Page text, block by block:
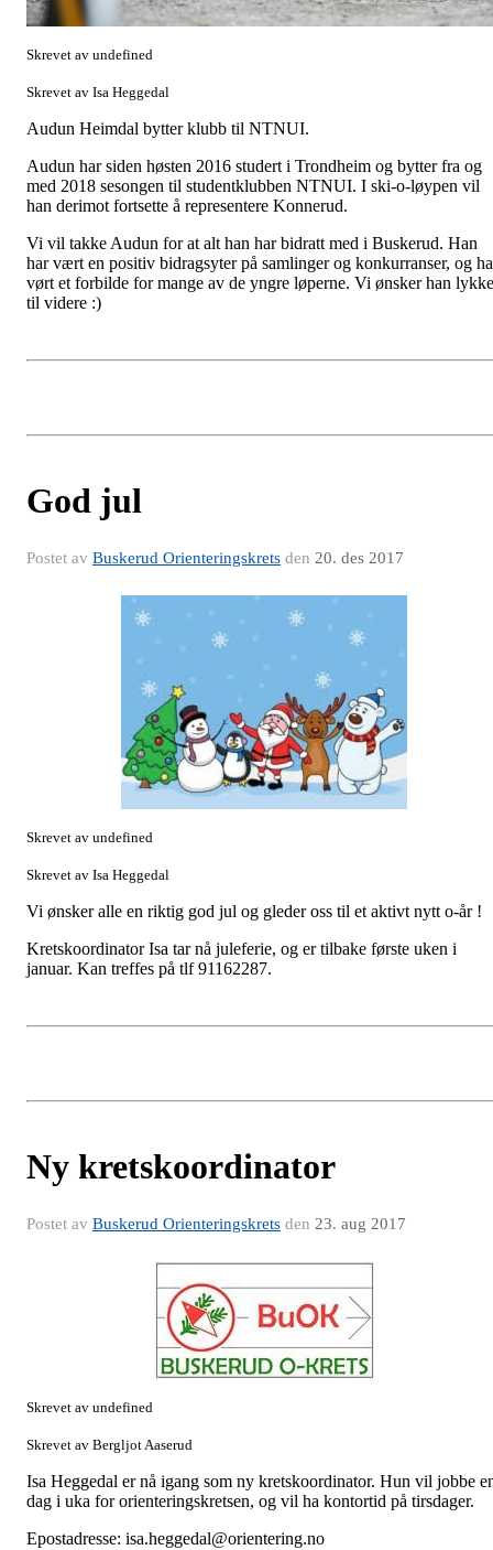
Skrevet av undefined
Skrevet av Isa Heggedal
Audun Heimdal bytter klubb til NTNUI.
Audun har siden høsten 2016 studert i Trondheim og bytter fra og
med 2018 sesongen til studentklubben NTNUI. I ski-o-løypen vil
han derimot fortsette å representere Konnerud.
Vi vil takke Audun for at alt han har bidratt med i Buskerud. Han
har vært en positiv bidragsyter på samlinger og konkurranser, og
vørt et forbilde for mange av de yngre løperne. Vi ønsker han lykke
til videre :)
God jul
Postet av Buskerud Orienteringskrets den 20. des 2017
Skrevet av undefined
Skrevet av Isa Heggedal
Vi ønsker alle en riktig god jul og gleder oss til et aktivt nytt o-år !
Kretskoordinator Isa tar nå juleferie, og er tilbake første uken i
januar. Kan treffes på tlf 91162287.
Ny kretskoordinator
Postet av Buskerud Orienteringskrets den 23. aug 2017
Skrevet av undefined
Skrevet av Bergljot Aaserud
Isa Heggedal er nå igang som ny kretskoordinator. Hun vil jobbe
dag i uka for orienteringskretsen, og vil ha kontortid på tirsdager.
Epostadresse: isa.heggedal@orientering.no